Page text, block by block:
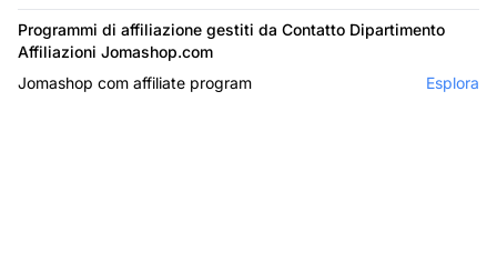
Programmi di affiliazione gestiti da Contatto Dipartimento
Affiliazioni Jomashop.com
Jomashop com affiliate program
Esplora